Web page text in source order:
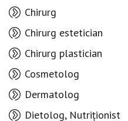
Chirurg
Chirurg estetician
Chirurg plastician
Cosmetolog
Dermatolog
Dietolog, Nutriționist